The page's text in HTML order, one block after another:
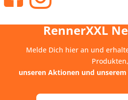
RennerXXL
Melde Dich hier an und
Produkten,
unseren Aktionen und